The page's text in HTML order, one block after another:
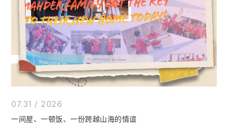
07.31 / 2026
一间屋、一顿饭、一份跨越山海的情谊